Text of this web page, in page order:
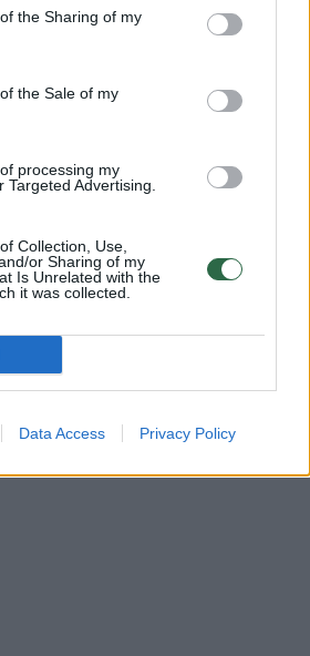
the Sharing of my
the Sale of my
processing my
Targeted Advertising.
Collection, Use,
or Sharing of my
Is Unrelated with the
it was collected.
Data Access Privacy Policy
pasišaipė iš Donaldo Trumpo